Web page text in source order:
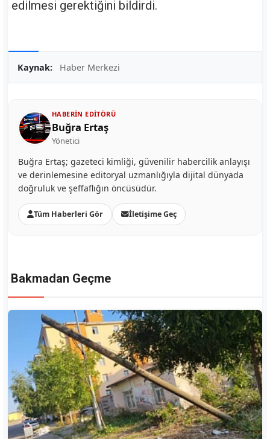
edilmesi gerektiğini bildirdi.
Kaynak: Haber Merkezi
HABERIN EDITÖRÜ
Buğra Ertaş
Yönetici
Buğra Ertaş; gazeteci kimliği, güvenilir habercilik anlayışı
ve derinlemesine editoryal uzmanlığıyla dijital dünyada
doğruluk ve şeffaflığın öncüsüdür.
Tüm Haberleri Gör İletişime Geç
Bakmadan Geçme